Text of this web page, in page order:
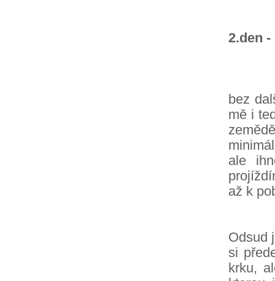
2.den
bez
mě i
ale
až k
Odsud
si
krku,